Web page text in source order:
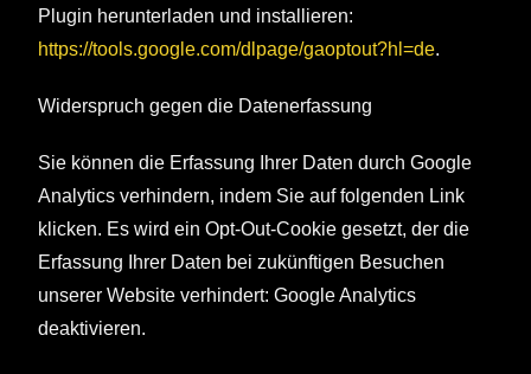
Plugin herunterladen und installieren:
https://tools.google.com/dlpage/gaoptout?hl=de.
Widerspruch gegen die Datenerfassung
Sie können die Erfassung Ihrer Daten durch Google
Analytics verhindern, indem Sie auf folgenden Link
klicken. Es wird ein Opt-Out-Cookie gesetzt, der die
Erfassung Ihrer Daten bei zukünftigen Besuchen
unserer Website verhindert: Google Analytics
deaktivieren.